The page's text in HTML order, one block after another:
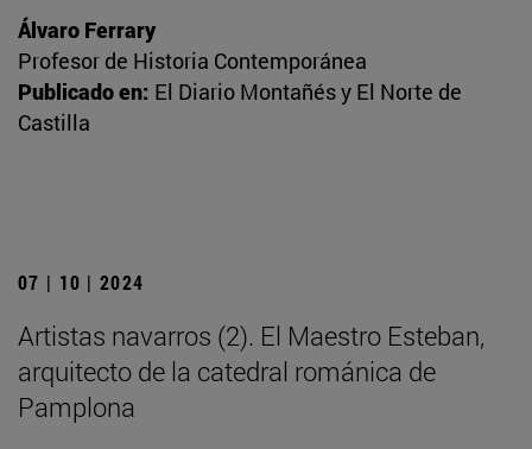
Álvaro Ferrary
Profesor de Historia Contemporánea
Publicado en: El Diario Montañés y El Norte de
Castilla
07 | 10 | 2024
Artistas navarros (2). El Maestro Esteban,
arquitecto de la catedral románica de
Pamplona